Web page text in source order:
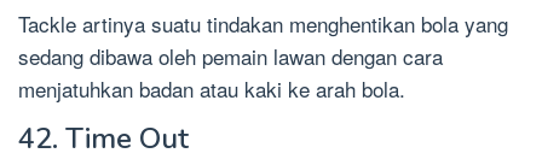
Tackle artinya suatu tindakan menghentikan bola yang
sedang dibawa oleh pemain lawan dengan cara
menjatuhkan badan atau kaki ke arah bola.
42. Time Out